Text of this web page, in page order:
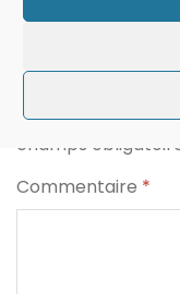
Laisser un
Votre adresse e-
champs
Commentaire *